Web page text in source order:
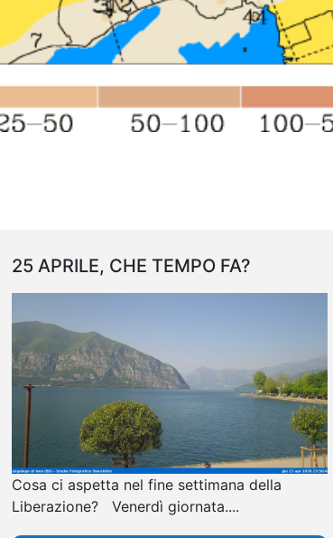
25 APRILE, CHE TEMPO FA?
Cosa ci aspetta nel fine settimana della
Liberazione? Venerdì giornata....